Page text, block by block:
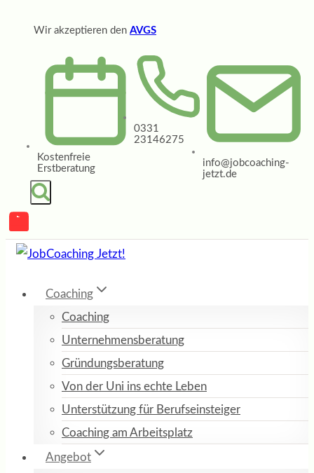
Wir akzeptieren den AVGS
Kostenfreie
Erstberatung
0331
23146275
info@jobcoaching-
jetzt.de
Coaching
Coaching
Unternehmensberatung
Gründungsberatung
Von der Uni ins echte Leben
Unterstützung für Berufseinsteiger
Coaching am Arbeitsplatz
Angebot